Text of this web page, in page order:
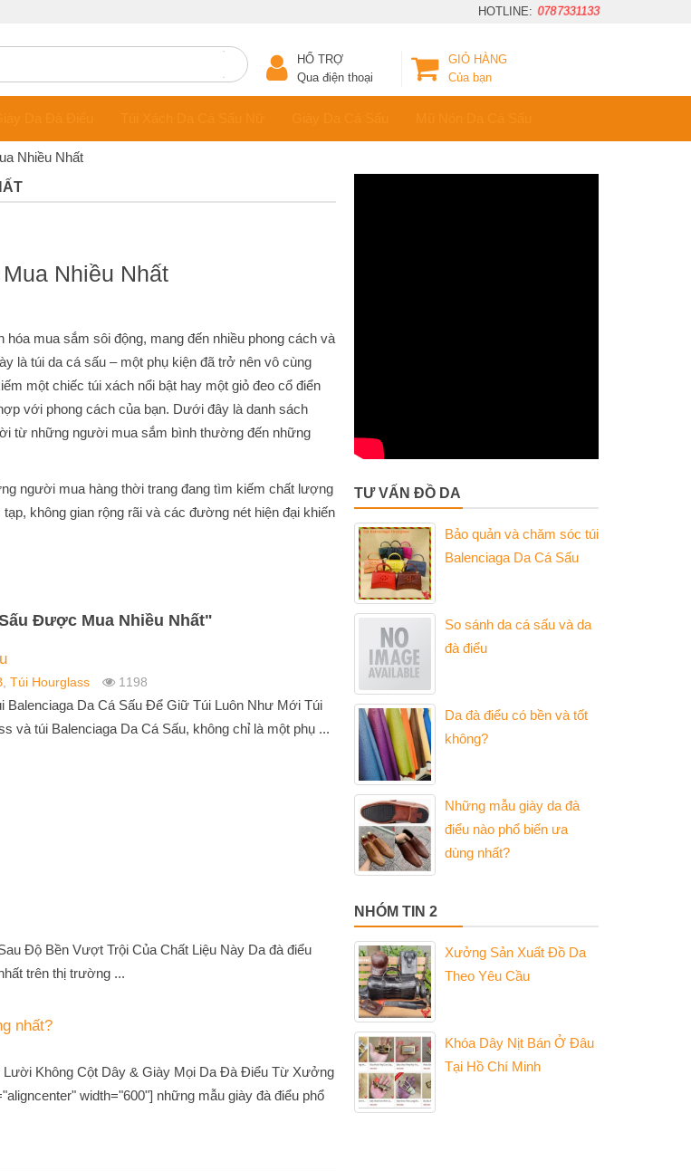
HOTLINE: 0787331133
HỔ TRỢ
Qua điện thoại
GIỎ HÀNG
Của bạn
Nhiều Nhất
Nhiều Nhất
mua sắm sôi động, mang đến nhiều phong cách và
là túi da cá sấu – một phụ kiện đã trở nên vô cùng
một chiếc túi xách nổi bật hay một giỏ đeo cổ điển
với phong cách của bạn. Dưới đây là danh sách
từ những người mua sắm bình thường đến những
người mua hàng thời trang đang tìm kiếm chất lượng
không gian rộng rãi và các đường nét hiện đại khiến
Được Mua Nhiều Nhất"
Túi Hourglass 1198
Da Cá Sấu Để Giữ Túi Luôn Như Mới Túi
và túi Balenciaga Da Cá Sấu, không chỉ là một phụ ...
Độ Bền Vượt Trội Của Chất Liệu Này Da đà điểu
trên thị trường ...
nhất?
Không Cột Dây & Giày Mọi Da Đà Điểu Từ Xưởng
width="600"] những mẫu giày đà điểu phổ
TƯ VẤN ĐỒ DA
Bảo quản và chăm sóc túi
Balenciaga Da Cá Sấu
So sánh da cá sấu và da
đà điểu
Da đà điểu có bền và tốt
không?
Những mẫu giày da đà
điểu nào phổ biến ưa
dùng nhất?
NHÓM TIN 2
Xưởng Sản Xuất Đồ Da
Theo Yêu Cầu
Khóa Dây Nịt Bán Ở Đâu
Tại Hồ Chí Minh